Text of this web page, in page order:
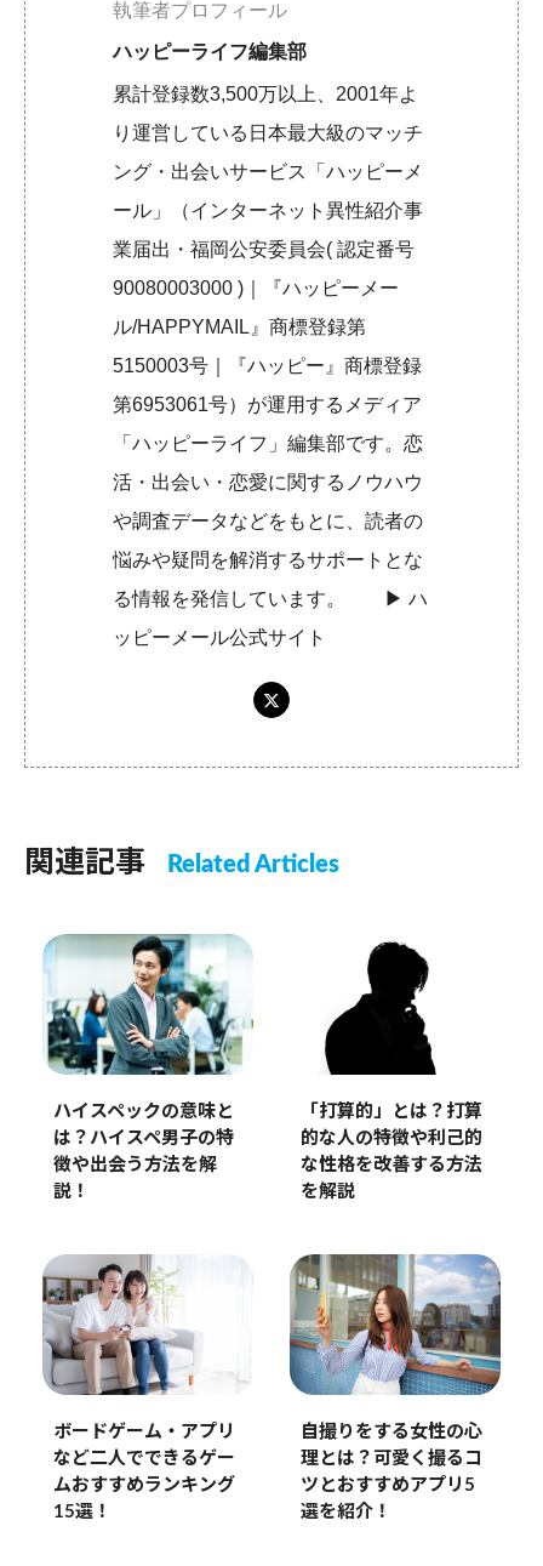
執筆者プロフィール
ハッピーライフ編集部
累計登録数3,500万以上、2001年よ
り運営している日本最大級のマッチ
ング・出会いサービス「ハッピーメ
ール」（インターネット異性紹介事
業届出・福岡公安委員会( 認定番号
90080003000 )｜『ハッピーメー
ル/HAPPYMAIL』商標登録第
5150003号｜『ハッピー』商標登録
第6953061号）が運用するメディア
「ハッピーライフ」編集部です。恋
活・出会い・恋愛に関するノウハウ
や調査データなどをもとに、読者の
悩みや疑問を解消するサポートとな
る情報を発信しています。 ▶︎ハ
ッピーメール公式サイト
関連記事 Related Articles
ハイスペックの意味と
は？ハイスペ男子の特
徴や出会う方法を解
説！
「打算的」とは？打算
的な人の特徴や利己的
な性格を改善する方法
を解説
ボードゲーム・アプリ
など二人でできるゲー
ムおすすめランキング
15選！
自撮りをする女性の心
理とは？可愛く撮るコ
ツとおすすめアプリ5
選を紹介！